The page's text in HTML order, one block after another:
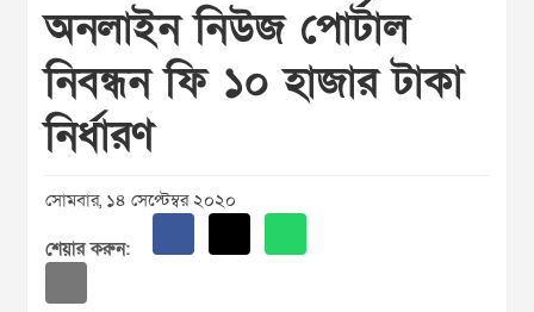
অনলাইন নিউজ পোর্টাল
নিবন্ধন ফি ১০ হাজার টাকা
নির্ধারণ
সোমবার, ১৪ সেপ্টেম্বর ২০২০
শেয়ার করুন: